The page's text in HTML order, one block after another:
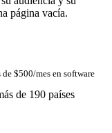
página vacía.
$500/mes en software
de 190 países